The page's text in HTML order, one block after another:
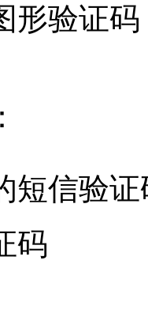
形验证码
短信验证
码